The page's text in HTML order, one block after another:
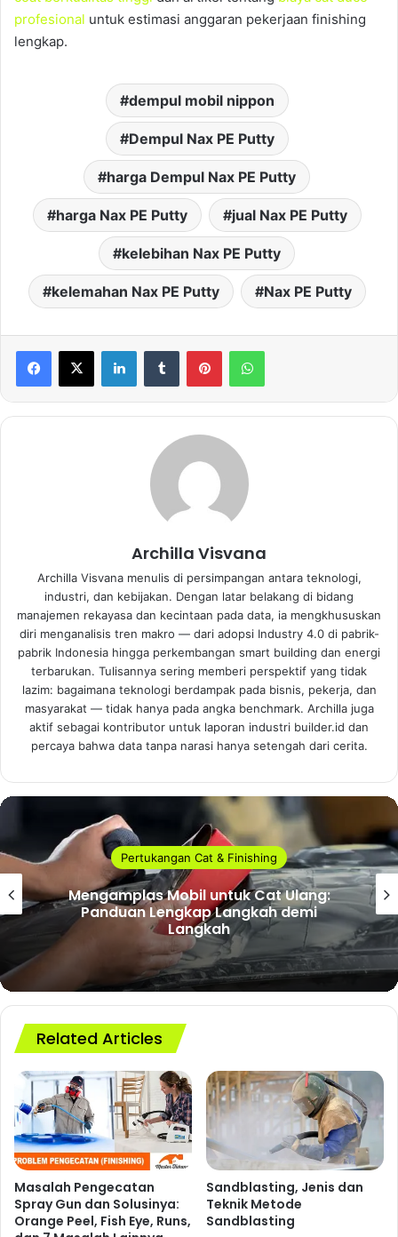
profesional untuk estimasi anggaran pekerjaan finishing
lengkap.
dempul mobil nippon
Dempul Nax PE Putty
harga Dempul Nax PE Putty
harga Nax PE Putty jual Nax PE Putty
kelebihan Nax PE Putty
kelemahan Nax PE Putty Nax PE Putty
LinkedInTumblr PinterestWhatsApp
Archilla Visvana
Archilla Visvana menulis di persimpangan antara teknologi,
industri, dan kebijakan. Dengan latar belakang di bidang
manajemen rekayasa dan kecintaan pada data, ia mengkhususkan
diri menganalisis tren makro — dari adopsi Industry 4.0 di pabrik-
pabrik Indonesia hingga perkembangan smart building dan energi
terbarukan. Tulisannya sering memberi perspektif yang tidak
lazim: bagaimana teknologi berdampak pada bisnis, pekerja, dan
masyarakat — tidak hanya pada angka benchmark. Archilla juga
aktif sebagai kontributor untuk laporan industri builder.id dan
percaya bahwa data tanpa narasi hanya setengah dari cerita.
Pertukangan Cat & Finishing
Mengamplas Mobil untuk Cat Ulang:
Panduan Lengkap Langkah demi
Langkah
Related Articles
Masalah Pengecatan
Spray Gun dan Solusinya:
Orange Peel, Fish Eye, Runs,
Sandblasting, Jenis dan
Teknik Metode
Sandblasting